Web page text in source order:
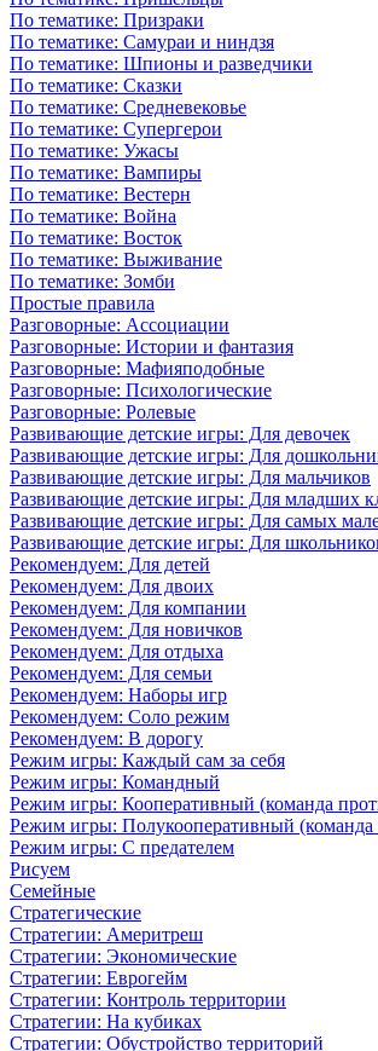
По тематике: Призраки
По тематике: Самураи и ниндзя
По тематике: Шпионы и разведчики
По тематике: Сказки
По тематике: Средневековье
По тематике: Супергерои
По тематике: Ужасы
По тематике: Вампиры
По тематике: Вестерн
По тематике: Война
По тематике: Восток
По тематике: Выживание
По тематике: Зомби
Простые правила
Разговорные: Ассоциации
Разговорные: Истории и фантазия
Разговорные: Мафияподобные
Разговорные: Психологические
Разговорные: Ролевые
Развивающие детские игры: Для девочек
Развивающие детские игры: Для
Развивающие детские игры: Для мальчиков
Развивающие детские игры: Для младших
Развивающие детские игры: Для самых
Развивающие детские игры: Для
Рекомендуем: Для детей
Рекомендуем: Для двоих
Рекомендуем: Для компании
Рекомендуем: Для новичков
Рекомендуем: Для отдыха
Рекомендуем: Для семьи
Рекомендуем: Наборы игр
Рекомендуем: Соло режим
Рекомендуем: В дорогу
Режим игры: Каждый сам за себя
Режим игры: Командный
Режим игры: Кооперативный (команда
Режим игры: Полукооперативный (команда
Режим игры: С предателем
Рисуем
Семейные
Стратегические
Стратегии: Америтреш
Стратегии: Экономические
Стратегии: Еврогейм
Стратегии: Контроль территории
Стратегии: На кубиках
Стратегии: Обустройство территорий